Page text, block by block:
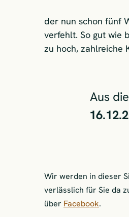
der nun schon fünf
verfehlt. So gut wie
zu hoch, zahlreiche
Aus
Wir werden in dieser
verlässlich für Sie da
über Facebook.